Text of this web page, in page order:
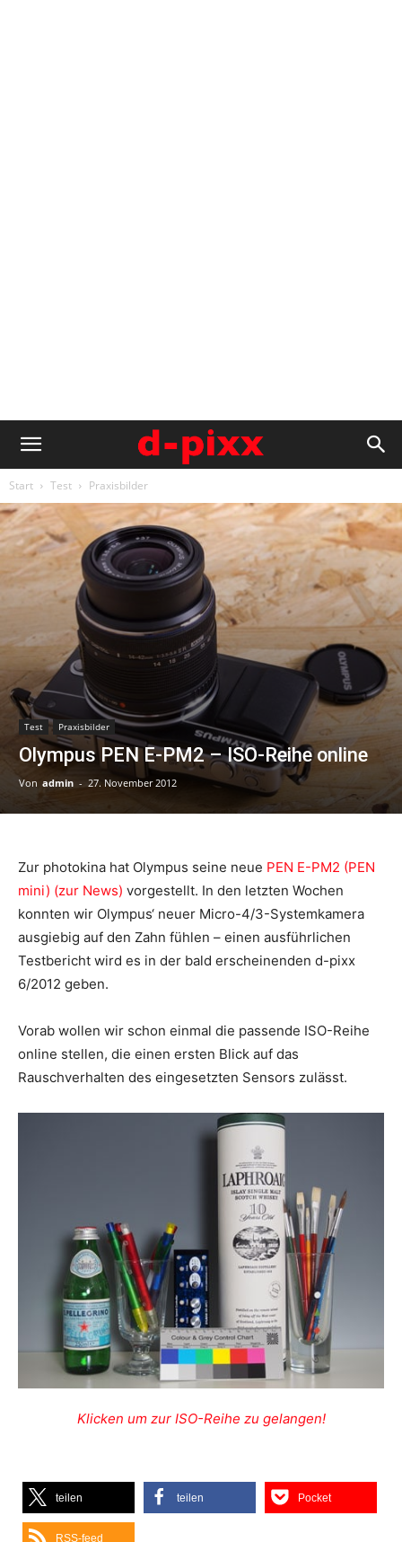
Start Test Praxisbilder
Test Praxisbilder
Olympus PEN E-PM2 – ISO-Reihe online
Von admin - 27. November 2012
Zur photokina hat Olympus seine neue PEN E-PM2 (PEN
mini) (zur News) vorgestellt. In den letzten Wochen
konnten wir Olympus‘ neuer Micro-4/3-Systemkamera
ausgiebig auf den Zahn fühlen – einen ausführlichen
Testbericht wird es in der bald erscheinenden d-pixx
6/2012 geben.
Vorab wollen wir schon einmal die passende ISO-Reihe
online stellen, die einen ersten Blick auf das
Rauschverhalten des eingesetzten Sensors zulässt.
Klicken um zur ISO-Reihe zu gelangen!
teilen teilen Pocket
RSS-feed